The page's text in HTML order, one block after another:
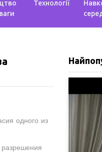
Технології
одного из
разрешения